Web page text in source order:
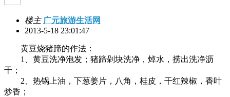
楼主 广元旅游生活网
2013-5-18 23:01:47
黄豆烧猪蹄的作法：
1、黄豆洗净泡发；猪蹄剁块洗净，焯水，捞出洗净沥
干；
2、热锅上油，下葱姜片，八角，桂皮，干红辣椒，香叶
炒香；